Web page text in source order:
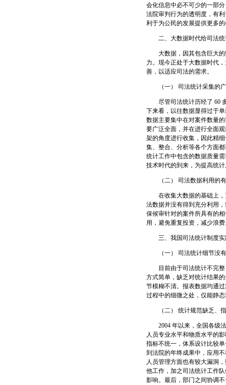
会化信息中必不可少的一部
法院审判行为的透明度，有
利于为公民的发展提供更多
二、大数据时代给司法统
大数据，因其包含巨大的
力。现今正处于大数据时代
善，以适应司法的需求。
（一） 司法统计采集的
尽管司法统计历经了 60 多
下来看，以往数据显得过于
数据主要集中在对案件数量
要广泛全面，并在进行全面
架的角度进行收集，因此精
集、整合、分析等各个方面
统计工作中包含的数据质量
技术时代的到来，为提高统
（二） 司法数据利用的
在收集大数据的基础上，
法数据并没有得到充分利用
保候审针对的案件所具有的
用，避免重复投资，减少浪
三、我国司法统计制度实
（一） 司法统计细节没
目前由于司法统计不完整
方式简单，缺乏对统计结果
节模糊不清。报表数据均通
过程中的细微之处，仅能静
（二） 统计规范缺乏、指
2004 年以来，全国各级法
人员专业水平和物质水平的
指标不统一，体系设计比较
到法院的年终成果中，应用
人员管理方面也有较大漏洞
他工作，加之司法统计工作
影响。最后，部门之间协调